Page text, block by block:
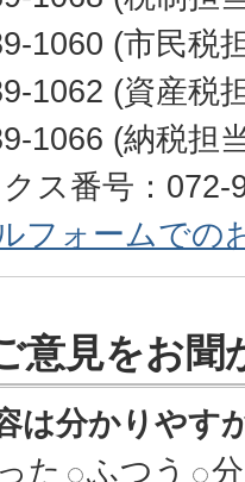
1060 (市民税
1062 (資産税
1066 (納税担
ス番号：072-
フォームでの
意見をお聞
は分かりやす
た
ふつう